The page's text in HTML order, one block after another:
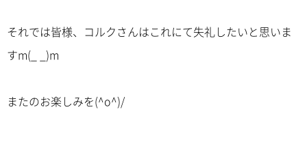
それでは皆様、コルクさんはこれにて失礼したいと思いま
すm(_ _)m
またのお楽しみを(^o^)/